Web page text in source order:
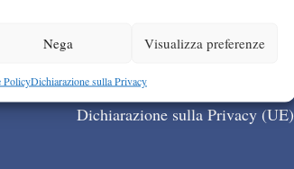
Nega Visualizza preferenze
PolicyDichiarazione sulla Privacy
Cookie Policy (UE)
Dichiarazione sulla Privacy (UE)